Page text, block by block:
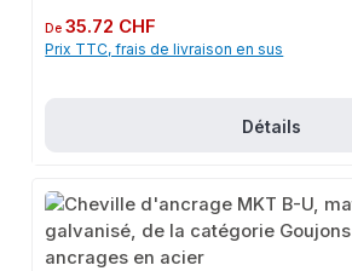
Prix régulier :
De35.72 CHF
Prix TTC, frais de livraison en sus
Détails